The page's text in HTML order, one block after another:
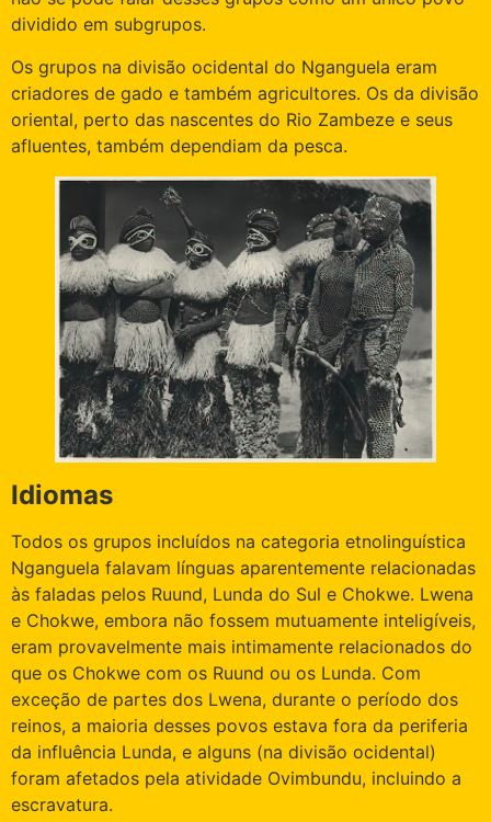
dividido em subgrupos.
Os grupos na divisão ocidental do Nganguela eram
criadores de gado e também agricultores. Os da divisão
oriental, perto das nascentes do Rio Zambeze e seus
afluentes, também dependiam da pesca.
Idiomas
Todos os grupos incluídos na categoria etnolinguística
Nganguela falavam línguas aparentemente relacionadas
às faladas pelos Ruund, Lunda do Sul e Chokwe. Lwena
e Chokwe, embora não fossem mutuamente inteligíveis,
eram provavelmente mais intimamente relacionados do
que os Chokwe com os Ruund ou os Lunda. Com
exceção de partes dos Lwena, durante o período dos
reinos, a maioria desses povos estava fora da periferia
da influência Lunda, e alguns (na divisão ocidental)
foram afetados pela atividade Ovimbundu, incluindo a
escravatura.